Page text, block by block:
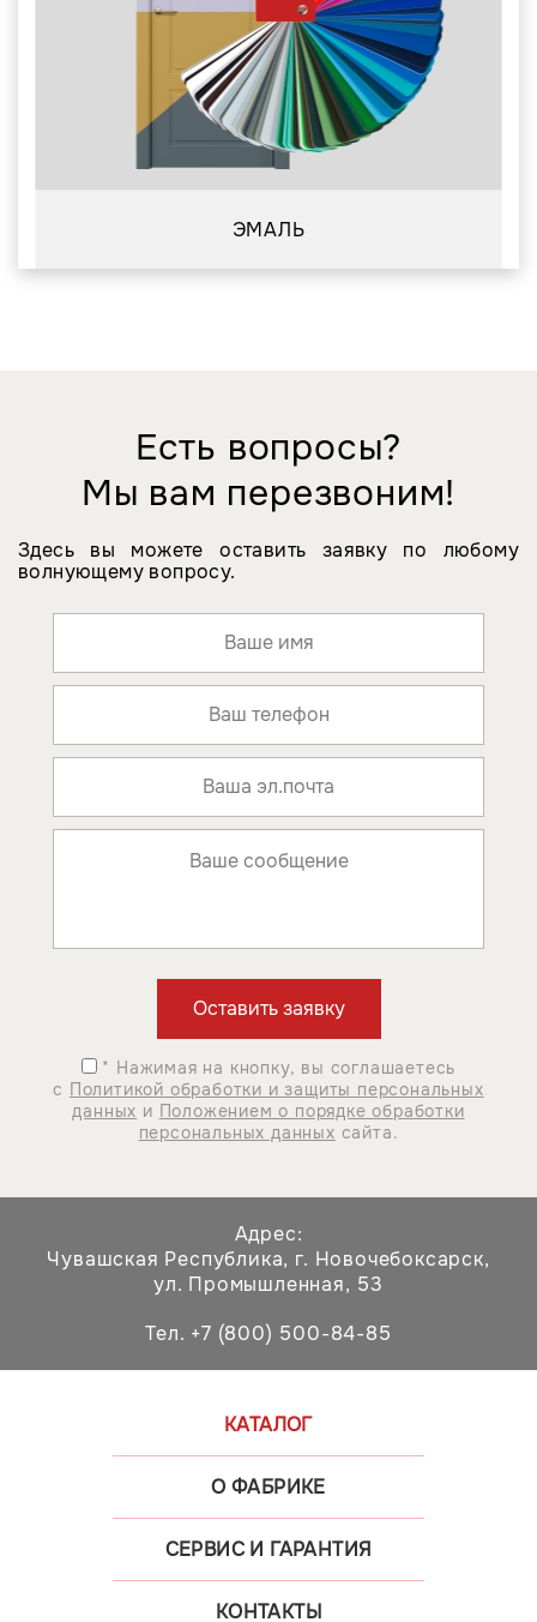
ЭМАЛЬ
Есть вопросы?
Мы вам перезвоним!
Здесь вы можете оставить заявку по любому
волнующему вопросу.
* Нажимая на кнопку, вы соглашаетесь
с Политикой обработки и защиты персональных
данных и Положением о порядке обработки
персональных данных сайта.
Адрес:
Чувашская Республика, г. Новочебоксарск,
ул. Промышленная, 53
Тел. +7 (800) 500-84-85
КАТАЛОГ
О ФАБРИКЕ
СЕРВИС И ГАРАНТИЯ
КОНТАКТЫ